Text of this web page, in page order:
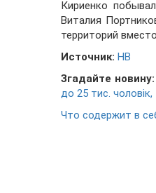
Кириенко
Виталия
территорий
Источник: НВ
Згадайте новину:
до 25 тис. чоловік,
Что содержит в